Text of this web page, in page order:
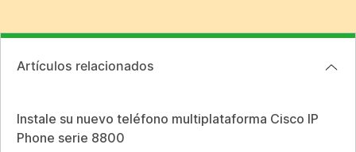
Artículos relacionados
Instale su nuevo teléfono multiplataforma Cisco IP
Phone serie 8800